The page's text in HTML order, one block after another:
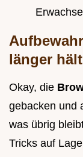
länger hält
Okay, die
gebacken und
was übrig
Tricks auf